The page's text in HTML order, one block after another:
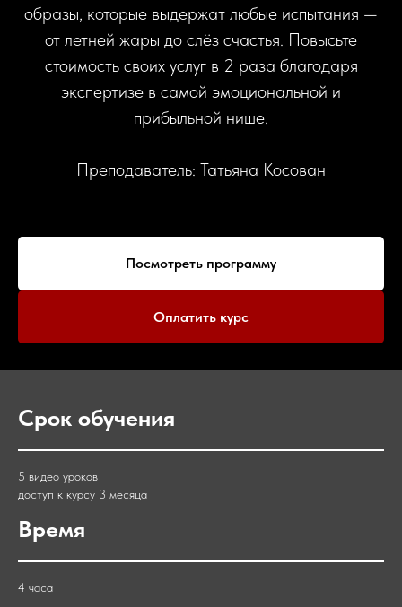
образы, которые выдержат любые испытания —
от летней жары до слёз счастья. Повысьте
стоимость своих услуг в 2 раза благодаря
экспертизе в самой эмоциональной и
прибыльной нише.
Преподаватель: Татьяна Косован
Посмотреть программу
Оплатить курс
Срок обучения
5 видео уроков
доступ к курсу 3 месяца
Время
4 часа